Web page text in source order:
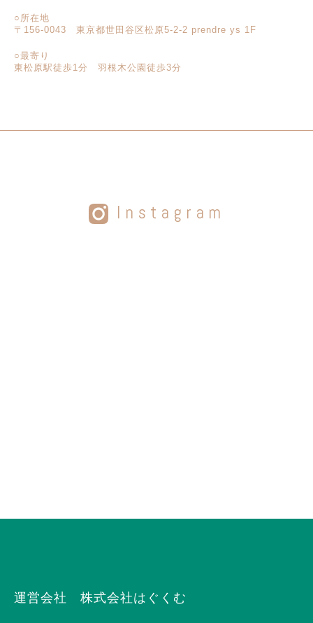
○所在地
〒156-0043 東京都世田谷区松原5-2-2 prendre ys 1F
○最寄り
東松原駅徒歩1分 羽根木公園徒歩3分
Instagram
運営会社 株式会社はぐくむ